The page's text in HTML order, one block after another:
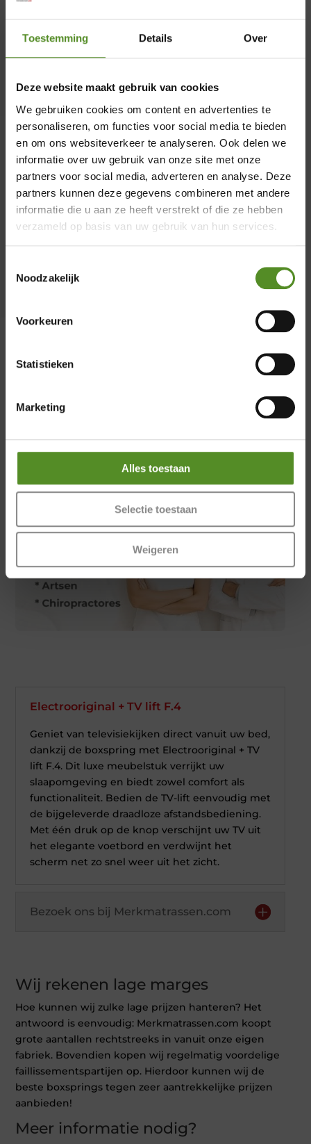
Toestemming Details Over
Deze website maakt gebruik van cookies
We gebruiken cookies om content en advertenties te
personaliseren, om functies voor social media te bieden
en om ons websiteverkeer te analyseren. Ook delen we
informatie over uw gebruik van onze site met onze
partners voor social media, adverteren en analyse. Deze
partners kunnen deze gegevens combineren met andere
informatie die u aan ze heeft verstrekt of die ze hebben
verzameld op basis van uw gebruik van hun services.
Noodzakelijk
Voorkeuren
Statistieken
Marketing
Alles toestaan
Selectie toestaan
Weigeren
toonaangevende aanbieder van
geschiedenis is de ontwikkeling van het
ErkendMatras®, ons kroonjuweel, dat door
de jaren heen talloze innovaties en
verbeteringen heeft ondergaan en nu een
ongeëvenaarde perfectie heeft bereikt. Als
trotse officiële partner van ErkendMatras
biedt Merkmatrassen niet alleen
producten van topkwaliteit, maar ook een
uitmuntende klantenservice en
Electrooriginal + TV lift F.4
Geniet van televisiekijken direct vanuit uw bed,
dankzij de boxspring met Electrooriginal + TV
lift F.4. Dit luxe meubelstuk verrijkt uw
slaapomgeving en biedt zowel comfort als
functionaliteit. Bedien de TV-lift eenvoudig met
de bijgeleverde draadloze afstandsbediening.
Met één druk op de knop verschijnt uw TV uit
het elegante voetbord en verdwijnt het
scherm net zo snel weer uit het zicht.
Bezoek ons bij Merkmatrassen.com
Wij rekenen lage marges
Hoe kunnen wij zulke lage prijzen hanteren? Het
antwoord is eenvoudig: Merkmatrassen.com koopt
grote aantallen rechtstreeks in vanuit onze eigen
fabriek. Bovendien kopen wij regelmatig voordelige
faillissementspartijen op. Hierdoor kunnen wij de
beste boxsprings tegen zeer aantrekkelijke prijzen
aanbieden!
Meer informatie nodig?
Showroom Breda
Vrijdag 12:00 – 17:00
Zondag 12:00 – 17:00
×